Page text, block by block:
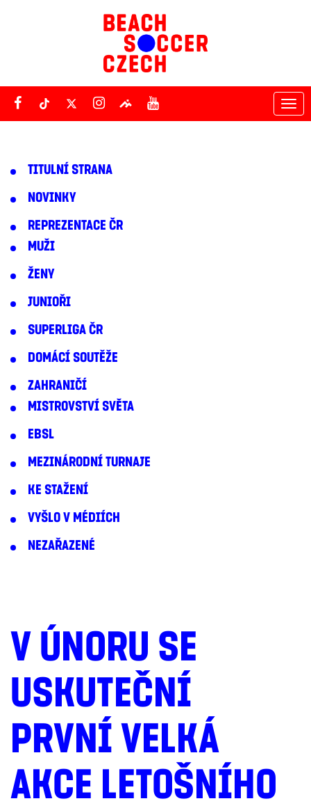
TITULNÍ STRANA
NOVINKY
REPREZENTACE ČR
MUŽI
ŽENY
JUNIOŘI
SUPERLIGA ČR
DOMÁCÍ SOUTĚŽE
ZAHRANIČÍ
MISTROVSTVÍ SVĚTA
EBSL
MEZINÁRODNÍ TURNAJE
KE STAŽENÍ
VYŠLO V MÉDIÍCH
NEZAŘAZENÉ
V ÚNORU SE
USKUTEČNÍ
PRVNÍ VELKÁ
AKCE LETOŠNÍHO